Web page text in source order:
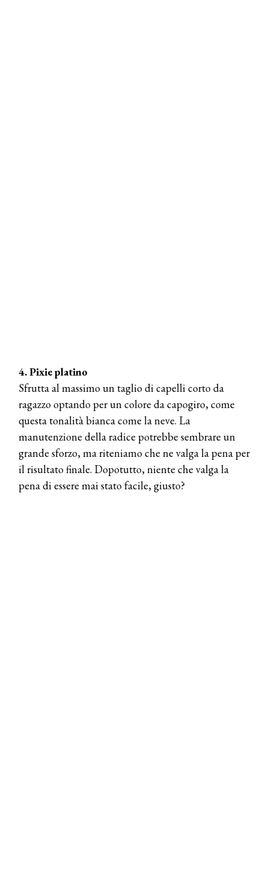
4. Pixie platino
Sfrutta al massimo un taglio di capelli corto da
ragazzo optando per un colore da capogiro, come
questa tonalità bianca come la neve. La
manutenzione della radice potrebbe sembrare un
grande sforzo, ma riteniamo che ne valga la pena per
il risultato finale. Dopotutto, niente che valga la
pena di essere mai stato facile, giusto?